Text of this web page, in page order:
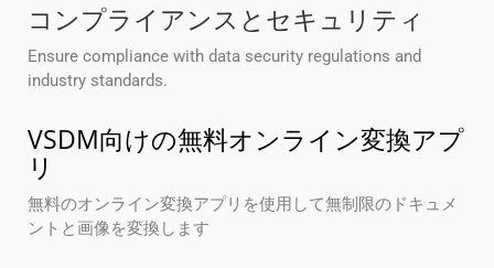
コンプライアンスとセキュリティ
Ensure compliance with data security regulations and
industry standards.
VSDM向けの無料オンライン変換アプ
リ
無料のオンライン変換アプリを使用して無制限のドキュメ
ントと画像を変換します